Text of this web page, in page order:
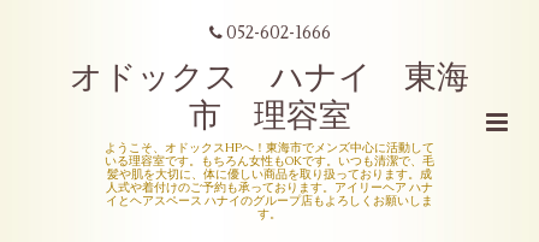
052-602-1666
オドックス ハナイ 東海
市 理容室
ようこそ、オドックスHPへ！東海市でメンズ中心に活動して
いる理容室です。もちろん女性もOKです。いつも清潔で、毛
髪や肌を大切に、体に優しい商品を取り扱っております。成
人式や着付けのご予約も承っております。アイリーヘア ハナ
イとヘアスペース ハナイのグループ店もよろしくお願いしま
す。